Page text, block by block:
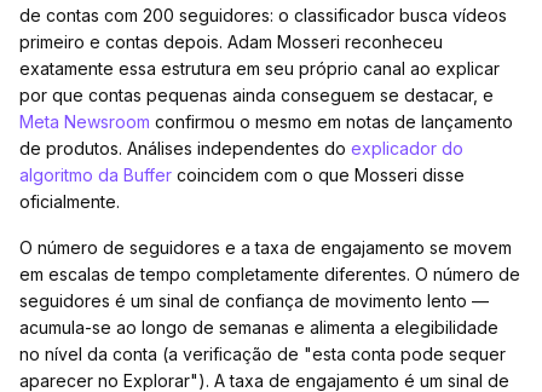
de contas com 200 seguidores: o classificador busca vídeos
primeiro e contas depois. Adam Mosseri reconheceu
exatamente essa estrutura em seu próprio canal ao explicar
por que contas pequenas ainda conseguem se destacar, e
Meta Newsroom confirmou o mesmo em notas de lançamento
de produtos. Análises independentes do explicador do
algoritmo da Buffer coincidem com o que Mosseri disse
oficialmente.
O número de seguidores e a taxa de engajamento se movem
em escalas de tempo completamente diferentes. O número de
seguidores é um sinal de confiança de movimento lento —
acumula-se ao longo de semanas e alimenta a elegibilidade
no nível da conta (a verificação de "esta conta pode sequer
aparecer no Explorar"). A taxa de engajamento é um sinal de